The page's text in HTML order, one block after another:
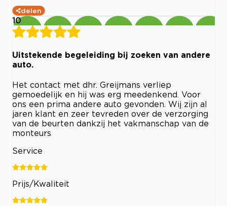
delen
10
Uitstekende begeleiding bij zoeken van andere
auto.
Het contact met dhr. Greijmans verliep
gemoedelijk en hij was erg meedenkend. Voor
ons een prima andere auto gevonden. Wij zijn al
jaren klant en zeer tevreden over de verzorging
van de beurten dankzij het vakmanschap van de
monteurs
Service
Prijs/Kwaliteit